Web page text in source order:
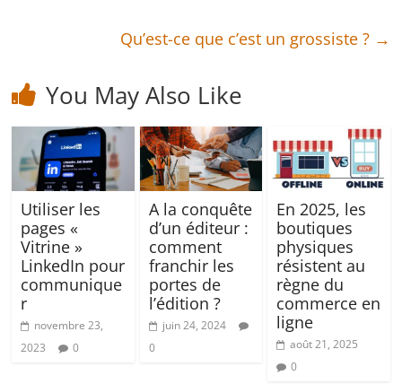
Qu’est-ce que c’est un grossiste ? →
You May Also Like
Utiliser les
pages «
Vitrine »
LinkedIn pour
communique
r
novembre 23,
2023
0
A la conquête
d’un éditeur :
comment
franchir les
portes de
l’édition ?
juin 24, 2024
0
En 2025, les
boutiques
physiques
résistent au
règne du
commerce en
ligne
août 21, 2025
0